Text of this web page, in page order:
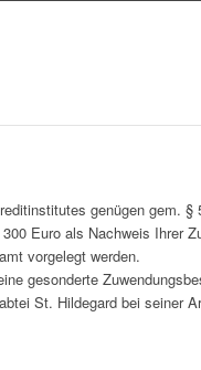
genügen gem.
Euro als Nachweis Ihrer
vorgelegt werden.
gesonderte
St. Hildegard bei seiner